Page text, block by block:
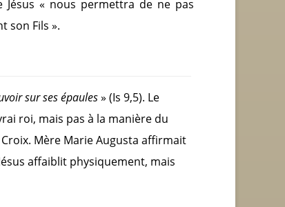
« nous permettra de ne pas
son Fils ».
sur ses épaules» (Is 9,5). Le
roi, mais pas à la manière du
Mère Marie Augusta affirmait
affaiblit physiquement, mais